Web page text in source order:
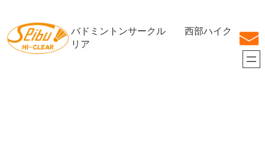
を
ス
バドミントンサークル 西部ハイク
リア